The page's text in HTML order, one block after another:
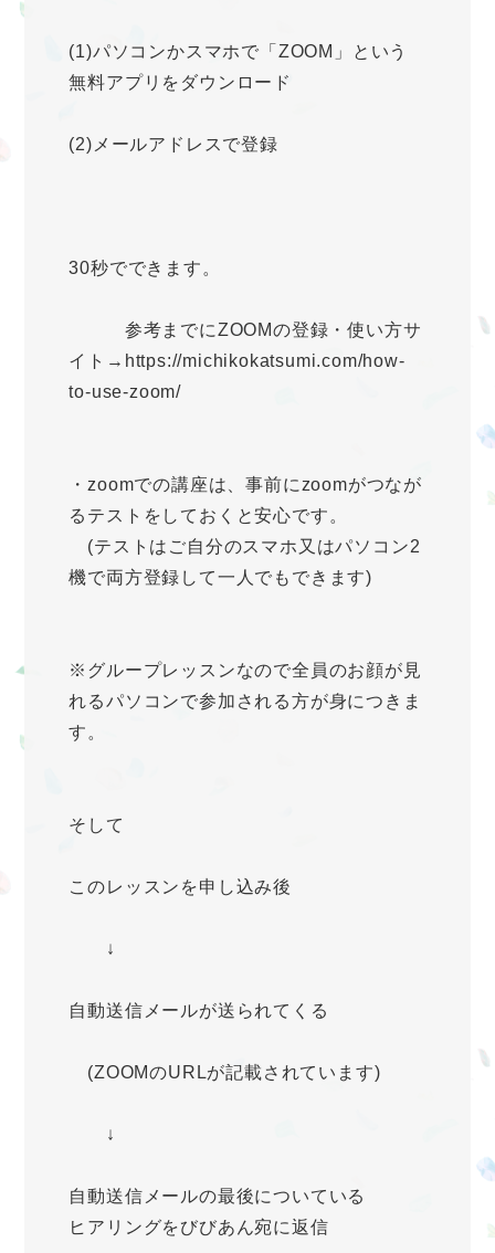
(1)パソコンかスマホで「ZOOM」という
無料アプリをダウンロード
(2)メールアドレスで登録
30秒でできます。
参考までにZOOMの登録・使い方サ
イト→https://michikokatsumi.com/how-
to-use-zoom/
・zoomでの講座は、事前にzoomがつなが
るテストをしておくと安心です。
(テストはご自分のスマホ又はパソコン2
機で両方登録して一人でもできます)
※グループレッスンなので全員のお顔が見
れるパソコンで参加される方が身につきま
す。
そして
このレッスンを申し込み後
↓
自動送信メールが送られてくる
(ZOOMのURLが記載されています)
↓
自動送信メールの最後についている
ヒアリングをびびあん宛に返信